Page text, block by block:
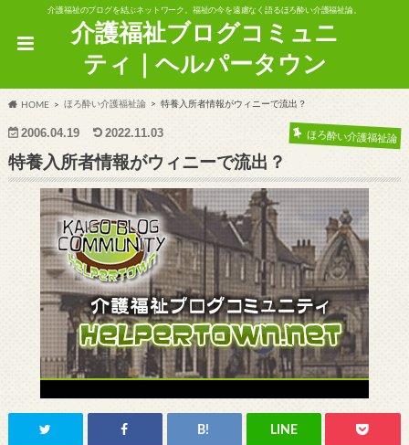
介護福祉のブログを結ぶネットワーク。福祉の今を遠慮なく語るほろ酔い介護福祉論。
介護福祉ブログコミュニ
ティ｜ヘルパータウン
HOME ほろ酔い介護福祉論 特養入所者情報がウィニーで流出？
2006.04.19 2022.11.03 ほろ酔い介護福祉論
特養入所者情報がウィニーで流出？